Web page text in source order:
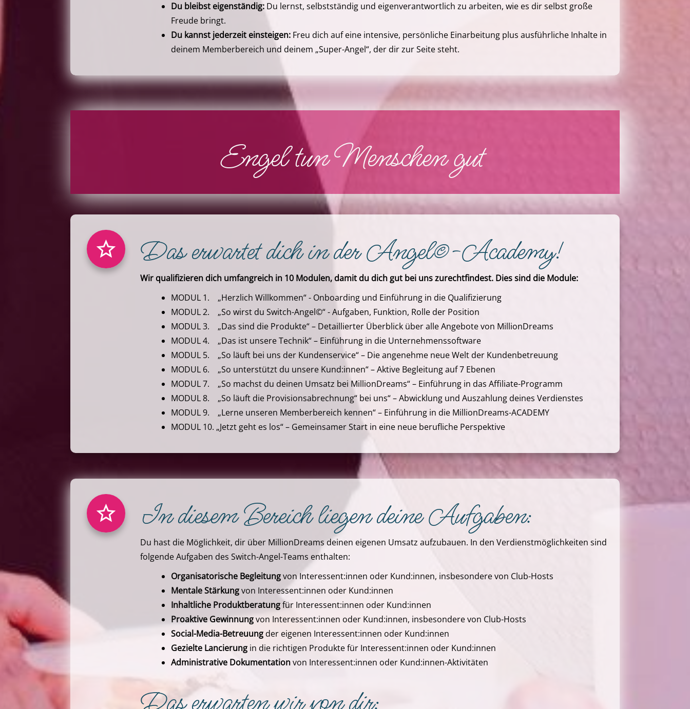
Du bleibst eigenständig:Du lernst, selbstständig und eigenverantwortlich zu arbeiten, wie es dir selbst große
Freude bringt.
Du kannst jederzeit einsteigen:Freu dich auf eine intensive, persönliche Einarbeitung plus ausführliche Inhalte in
deinem Memberbereich und deinem „Super-Angel“, der dir zur Seite steht.
Engel tun Menschen gut
Das erwartet dich in der Angel©-Academy!
Wir qualifizieren dich umfangreich in 10 Modulen, damit du dich gut bei uns zurechtfindest. Dies sind die Module:
MODUL 1. „Herzlich Willkommen“ - Onboarding und Einführung in die Qualifizierung
MODUL 2. „So wirst du Switch-Angel©“ - Aufgaben, Funktion, Rolle der Position
MODUL 3. „Das sind die Produkte“ – Detaillierter Überblick über alle Angebote von MillionDreams
MODUL 4. „Das ist unsere Technik“ – Einführung in die Unternehmenssoftware
MODUL 5. „So läuft bei uns der Kundenservice“ – Die angenehme neue Welt der Kundenbetreuung
MODUL 6. „So unterstützt du unsere Kund:innen“ – Aktive Begleitung auf 7 Ebenen
MODUL 7. „So machst du deinen Umsatz bei MillionDreams“ – Einführung in das Affiliate-Programm
MODUL 8. „So läuft die Provisionsabrechnung“ bei uns“ – Abwicklung und Auszahlung deines Verdienstes
MODUL 9. „Lerne unseren Memberbereich kennen“ – Einführung in die MillionDreams-ACADEMY
MODUL 10. „Jetzt geht es los“ – Gemeinsamer Start in eine neue berufliche Perspektive
In diesem Bereich liegen deine Aufgaben:
Du hast die Möglichkeit, dir über MillionDreams deinen eigenen Umsatz aufzubauen. In den Verdienstmöglichkeiten sind
folgende Aufgaben des Switch-Angel-Teams enthalten:
Organisatorische Begleitungvon Interessent:innen oder Kund:innen, insbesondere von Club-Hosts
Mentale Stärkungvon Interessent:innen oder Kund:innen
Inhaltliche Produktberatungfür Interessent:innen oder Kund:innen
Proaktive Gewinnungvon Interessent:innen oder Kund:innen, insbesondere von Club-Hosts
Social-Media-Betreuungder eigenen Interessent:innen oder Kund:innen
Gezielte Lancierungin die richtigen Produkte für Interessent:innen oder Kund:innen
Administrative Dokumentationvon Interessent:innen oder Kund:innen-Aktivitäten